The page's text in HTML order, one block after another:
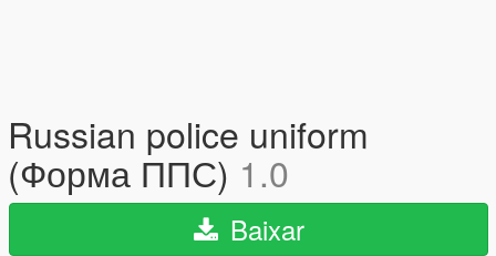
Russian police uniform
(Форма ППС) 1.0
Baixar